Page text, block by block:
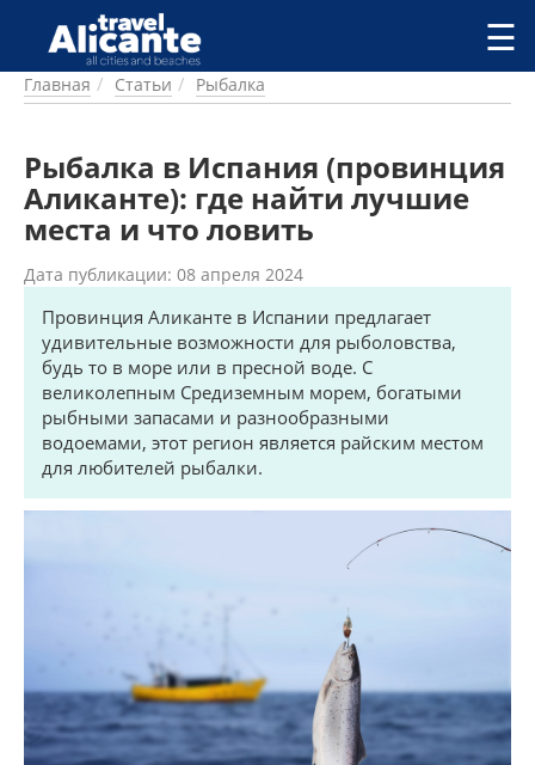
Перейти к основному содержанию
ГОРОДА
ПИТАНИЕ
ПРОЖИВАНИЕ
ПЛЯЖИ
КЕМПИНГ
КОМАРКИ (РАЙОНЫ)
РЕЦЕПТЫ
ПРЕДЛОЖЕНИЯ
СТАТЬИ
УСЛУГИ
☰
Главная Статьи Рыбалка
Рыбалка в Испания (провинция
Аликанте): где найти лучшие
места и что ловить
Дата публикации: 08 апреля 2024
Провинция Аликанте в Испании предлагает
удивительные возможности для рыболовства,
будь то в море или в пресной воде. С
великолепным Средиземным морем, богатыми
рыбными запасами и разнообразными
водоемами, этот регион является райским местом
для любителей рыбалки.